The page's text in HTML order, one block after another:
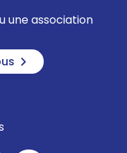
une association